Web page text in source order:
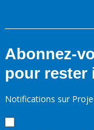
Abonnez-
pour rester
Notifications sur